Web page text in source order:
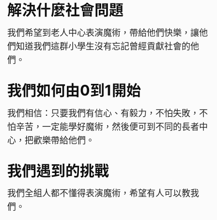
解決什麼社會問題
我們希望到老人中心表演魔術，帶給他們快樂，讓他
們知道我們這群小學生沒有忘記曾經貢獻社會的他
們。
我們如何由0到1開始
我們相信：只要我們有信心、有毅力，不怕失敗，不
怕辛苦，一定能學好魔術，然後便可到不同的長者中
心，把歡樂帶給他們。
我們遇到的挑戰
我們全組人都不懂得表演魔術，希望有人可以教我
們。